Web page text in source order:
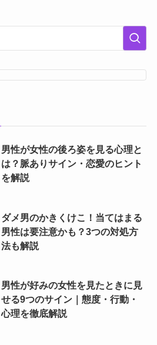
男性が女性の後ろ姿を見る心理と
は？脈ありサイン・恋愛のヒント
を解説
ダメ男のかきくけこ！当てはまる
男性は要注意かも？3つの対処方
法も解説
男性が好みの女性を見たときに見
せる9つのサイン｜態度・行動・
心理を徹底解説